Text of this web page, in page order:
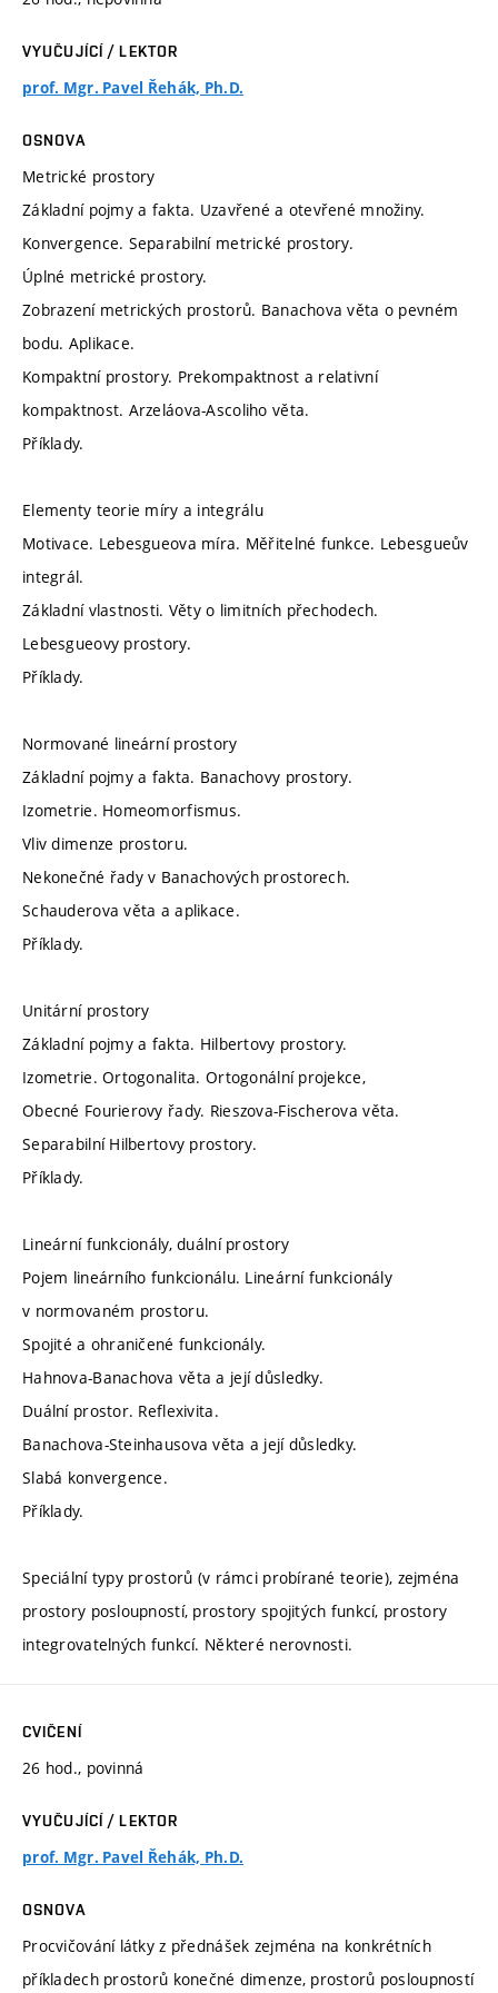
VYUČUJÍCÍ / LEKTOR
prof. Mgr. Pavel Řehák, Ph.D.
OSNOVA
Metrické prostory
Základní pojmy a fakta. Uzavřené a otevřené množiny.
Konvergence. Separabilní metrické prostory.
Úplné metrické prostory.
Zobrazení metrických prostorů. Banachova věta o pevném
bodu. Aplikace.
Kompaktní prostory. Prekompaktnost a relativní
kompaktnost. Arzeláova-Ascoliho věta.
Příklady.
Elementy teorie míry a integrálu
Motivace. Lebesgueova míra. Měřitelné funkce. Lebesgueův
integrál.
Základní vlastnosti. Věty o limitních přechodech.
Lebesgueovy prostory.
Příklady.
Normované lineární prostory
Základní pojmy a fakta. Banachovy prostory.
Izometrie. Homeomorfismus.
Vliv dimenze prostoru.
Nekonečné řady v Banachových prostorech.
Schauderova věta a aplikace.
Příklady.
Unitární prostory
Základní pojmy a fakta. Hilbertovy prostory.
Izometrie. Ortogonalita. Ortogonální projekce,
Obecné Fourierovy řady. Rieszova-Fischerova věta.
Separabilní Hilbertovy prostory.
Příklady.
Lineární funkcionály, duální prostory
Pojem lineárního funkcionálu. Lineární funkcionály
v normovaném prostoru.
Spojité a ohraničené funkcionály.
Hahnova-Banachova věta a její důsledky.
Duální prostor. Reflexivita.
Banachova-Steinhausova věta a její důsledky.
Slabá konvergence.
Příklady.
Speciální typy prostorů (v rámci probírané teorie), zejména
prostory posloupností, prostory spojitých funkcí, prostory
integrovatelných funkcí. Některé nerovnosti.
CVIČENÍ
26 hod., povinná
VYUČUJÍCÍ / LEKTOR
prof. Mgr. Pavel Řehák, Ph.D.
OSNOVA
Procvičování látky z přednášek zejména na konkrétních
příkladech prostorů konečné dimenze, prostorů posloupností